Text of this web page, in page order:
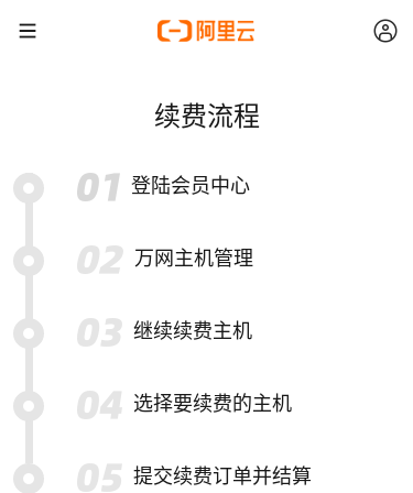
续费流程
登陆会员中心
万网主机管理
继续续费主机
选择要续费的主机
提交续费订单并结算